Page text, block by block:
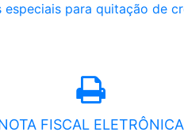
para quitação de
FISCAL ELETRÔNICA